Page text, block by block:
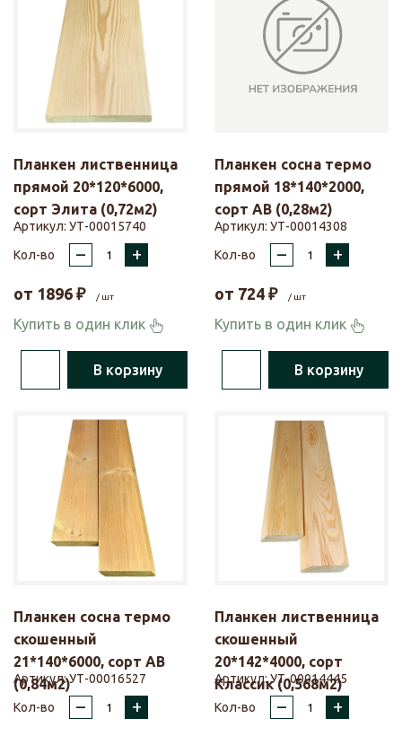
Планкен лиственница
прямой 20*120*6000,
сорт Элита (0,72м2)
Артикул: УТ-00015740
Кол-во
– +
от 1896 ₽ / шт
Купить в один клик
В корзину
Планкен сосна термо
прямой 18*140*2000,
сорт АВ (0,28м2)
Артикул: УТ-00014308
Кол-во
– +
от 724 ₽ / шт
Купить в один клик
В корзину
Планкен сосна термо
скошенный
21*140*6000, сорт АВ
(0,84м2)
Артикул:УТ-00016527
Кол-во
– +
Планкен лиственница
скошенный
20*142*4000, сорт
Классик (0,568м2)
Артикул:УТ-00014445
Кол-во
– +